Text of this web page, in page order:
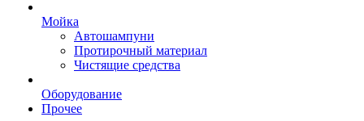
Мойка
Автошампуни
Протирочный материал
Чистящие средства
Оборудование
Прочее